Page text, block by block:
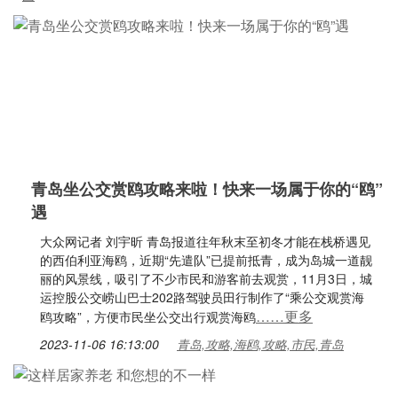
青岛坐公交赏鸥攻略来啦！快来一场属于你的“鸥”
遇
大众网记者 刘宇昕 青岛报道往年秋末至初冬才能在栈桥遇见
的西伯利亚海鸥，近期“先遣队”已提前抵青，成为岛城一道靓
丽的风景线，吸引了不少市民和游客前去观赏，11月3日，城
运控股公交崂山巴士202路驾驶员田行制作了“乘公交观赏海
鸥攻略”，方便市民坐公交出行观赏海鸥……更多
2023-11-06 16:13:00 青岛,攻略,海鸥,攻略,市民,青岛